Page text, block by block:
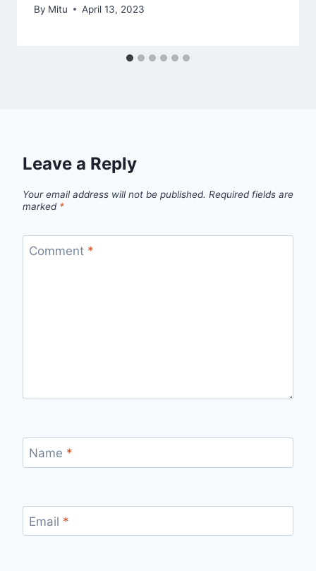
By Mitu April 13, 2023
Leave a Reply
Your email address will not be published. Required fields are
marked *
Comment *
Name *
Email *